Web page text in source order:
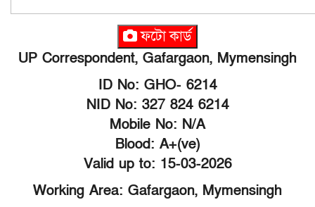
ফটো কার্ড
UP Correspondent, Gafargaon, Mymensingh
ID No: GHO- 6214
NID No: 327 824 6214
Mobile No: N/A
Blood: A+(ve)
Valid up to: 15-03-2026
Working Area: Gafargaon, Mymensingh